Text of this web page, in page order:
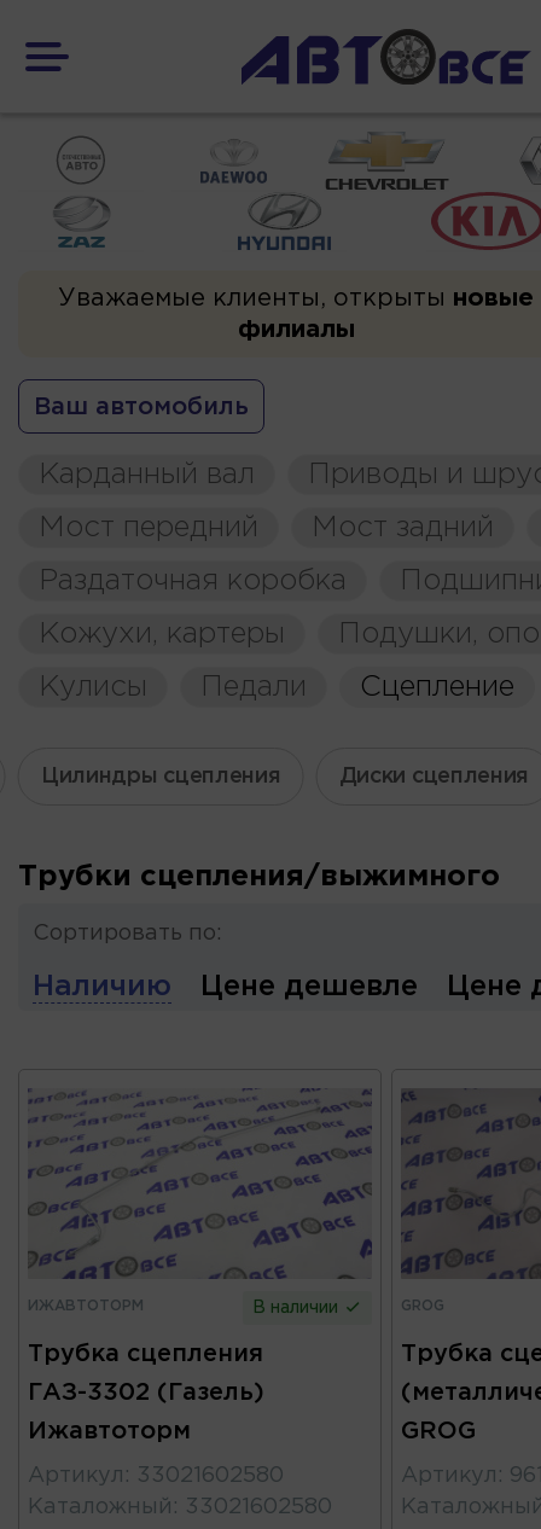
Уважаемые клиенты, открыты новые
филиалы
Ваш автомобиль
Карданный вал
Приводы и
Мост передний
Мост задний
Раздаточная коробка
Кожухи, картеры
Подушки,
Кулисы
Педали Сцепление
Цилиндры сцепления Диски сцепления
Трубки сцепления/выжимного
Сортировать по:
Наличию Цене дешевле Цене
ИЖАВТОТОРМ В наличии
Трубка сцепления
ГАЗ-3302 (Газель)
Ижавтоторм
Артикул : 33021602580
Каталожный : 33021602580
GROG
Трубка
GROG
Артикул :